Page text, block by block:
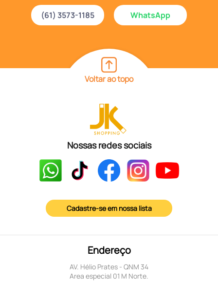
(61) 3573-1185 WhatsApp
Voltar ao topo
Nossas redes sociais
Cadastre-se em nossa lista
Endereço
AV. Hélio Prates - QNM 34
Area especial 01 M Norte.